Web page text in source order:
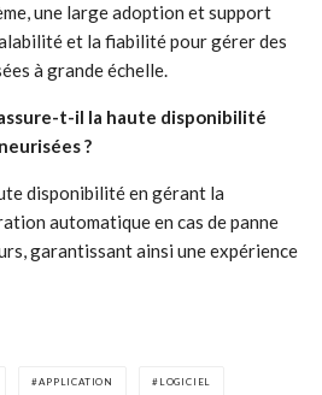
une large adoption et support
et la fiabilité pour gérer des
à grande échelle.
t-il la haute disponibilité
?
disponibilité en gérant la
automatique en cas de panne
garantissant ainsi une expérience
APPLICATION LOGICIEL